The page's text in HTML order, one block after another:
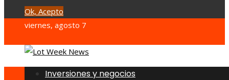
Ok, Acepto
viernes, agosto 7
Inversiones y negocios